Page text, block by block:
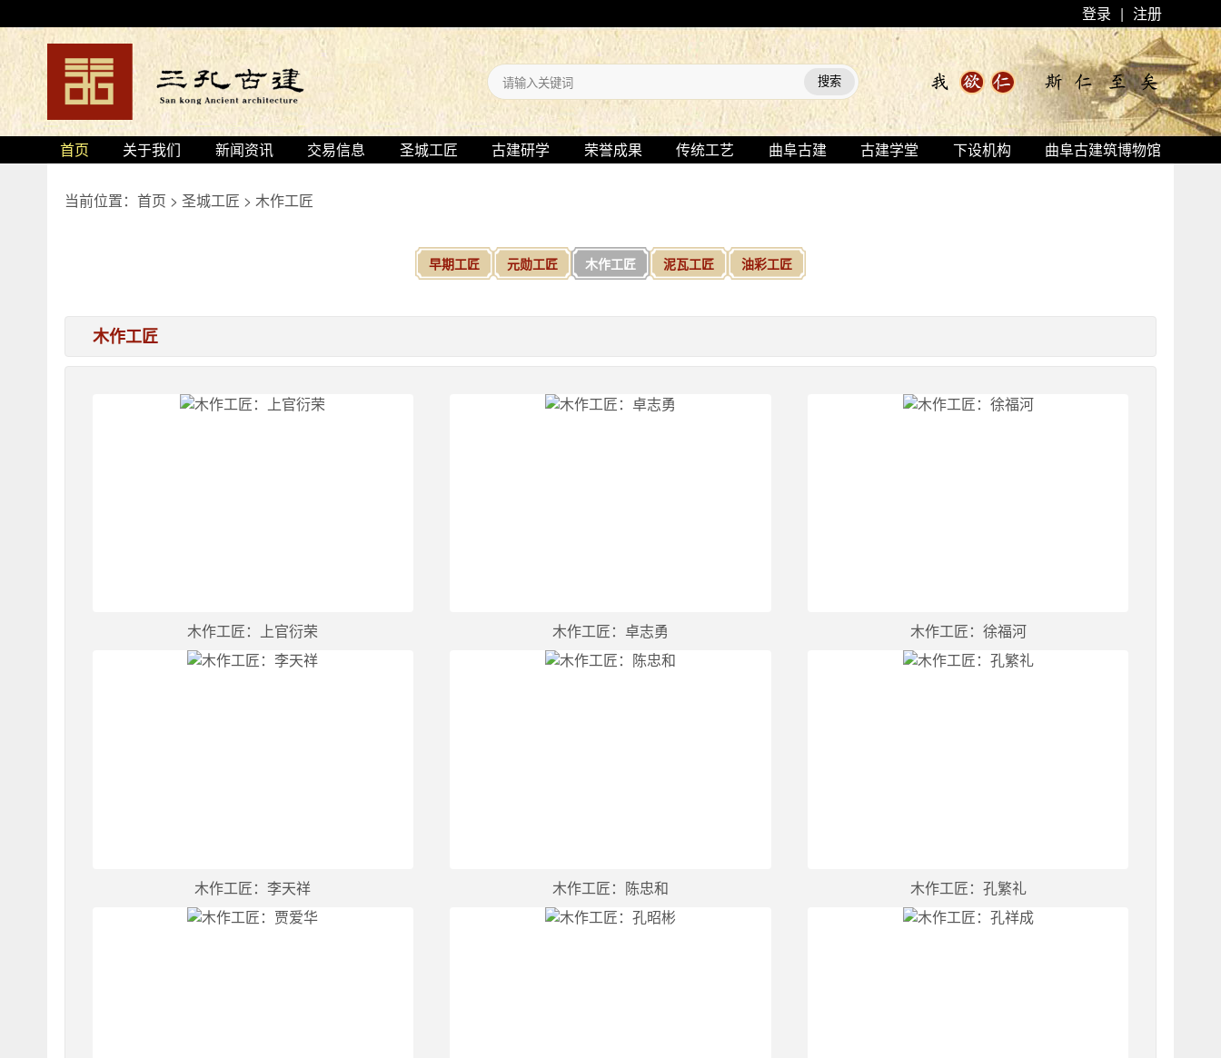
登录 | 注册
首页 关于我们 新闻资讯 交易信息 圣城工匠 古建研学 荣誉成果 传统工艺 曲阜古建 古建学堂 下设机构 曲阜古建筑博物馆
当前位置： 首页 > 圣城工匠 > 木作工匠
早期工匠 元勋工匠 木作工匠 泥瓦工匠 油彩工匠
木作工匠
木作工匠：上官衍荣 木作工匠：卓志勇 木作工匠：徐福河
木作工匠：李天祥 木作工匠：陈忠和 木作工匠：孔繁礼